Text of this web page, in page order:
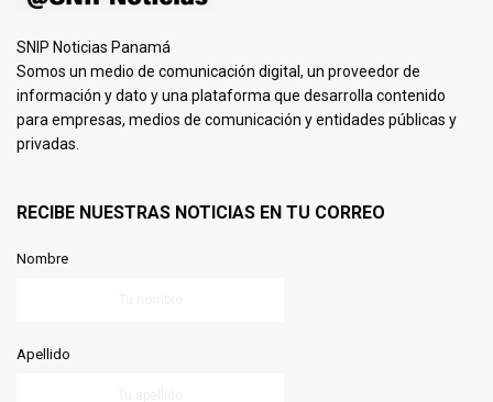
SNIP Noticias Panamá
Somos un medio de comunicación digital, un proveedor de
información y dato y una plataforma que desarrolla contenido
para empresas, medios de comunicación y entidades públicas y
privadas.
RECIBE NUESTRAS NOTICIAS EN TU CORREO
Nombre
Apellido